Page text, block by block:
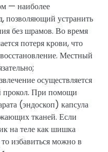
— наиболее
позволяющий устранить
без шрамов. Во время
потеря крови, что
Местный
осуществляется
прокол. При помощи
(эндоскоп) капсула
тканей. Если
на теле как шишка
избавиться можно в